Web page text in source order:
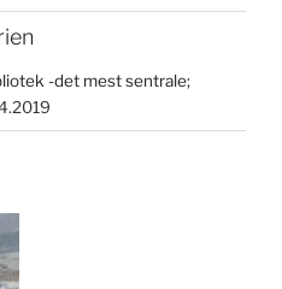
-det mest sentrale;